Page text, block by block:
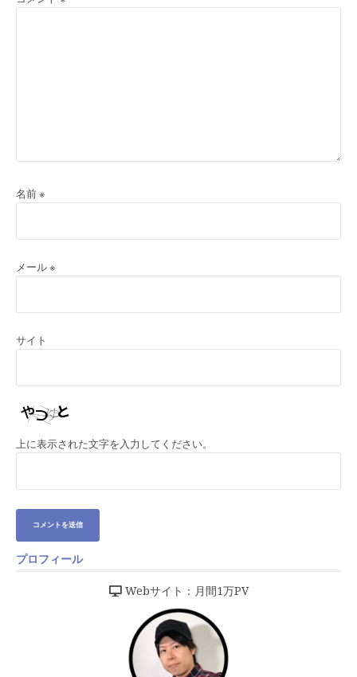
名前 ※
メール ※
サイト
上に表示された文字を入力してください。
プロフィール
Webサイト：月間1万PV